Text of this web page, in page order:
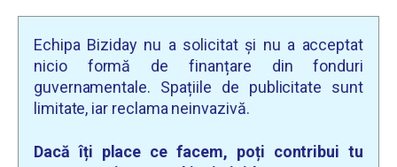
Echipa Biziday nu a solicitat și nu a acceptat
nicio formă de finanțare din fonduri
guvernamentale. Spațiile de publicitate sunt
limitate, iar reclama neinvazivă.
Dacă îți place ce facem, poți contribui tu